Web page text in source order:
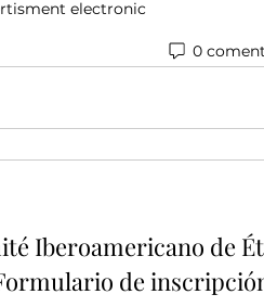
electronic
0
Iberoamericano de
de